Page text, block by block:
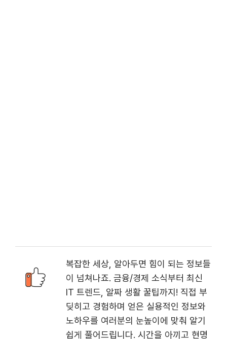
복잡한 세상, 알아두면 힘이 되는 정보들
이 넘쳐나죠. 금융/경제 소식부터 최신
IT 트렌드, 알짜 생활 꿀팁까지! 직접 부
딪히고 경험하며 얻은 실용적인 정보와
노하우를 여러분의 눈높이에 맞춰 알기
쉽게 풀어드립니다. 시간을 아끼고 현명